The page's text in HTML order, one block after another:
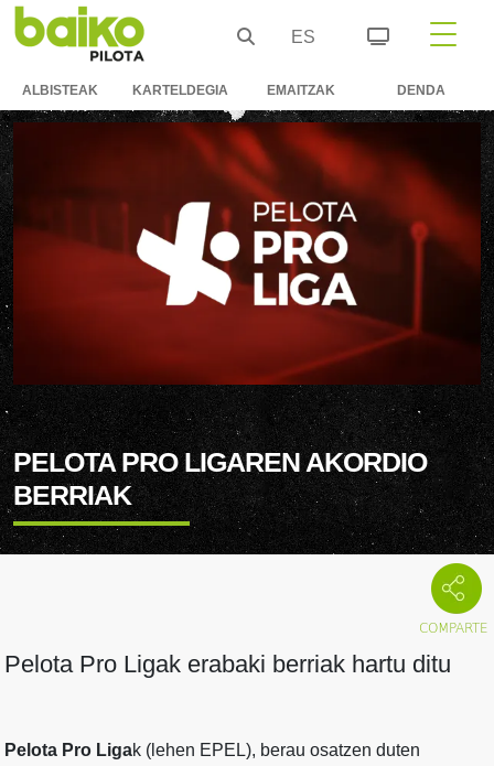
ES
ALBISTEAK KARTELDEGIA EMAITZAK DENDA
PELOTA PRO LIGAREN AKORDIO
BERRIAK
Pelota Pro Ligak erabaki berriak hartu ditu
Pelota Pro Ligak (lehen EPEL), berau osatzen duten